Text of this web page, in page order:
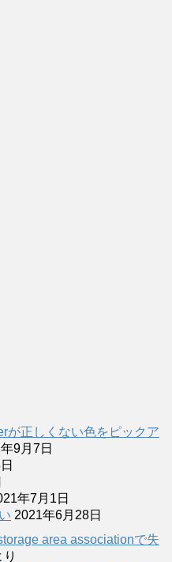
が正しくない色をピックア
9月7日
年7月1日
2021年6月28日
area associationで失
り